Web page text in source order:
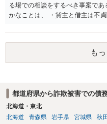
る場での相談をするべき事案で
かなことは、 ・貸主と借主は不
想されるのは、 ・もらったもの
給付ではない でしょう。 書かれ
るといえそうなものはありませ
らといって不法原因給付になる
も
都道府県から詐欺被害での債
北海道・東北
北海道
青森県 岩手県 宮城県 秋